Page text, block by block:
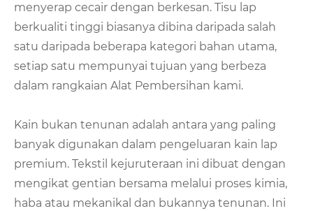
menyerap cecair dengan berkesan. Tisu lap
berkualiti tinggi biasanya dibina daripada salah
satu daripada beberapa kategori bahan utama,
setiap satu mempunyai tujuan yang berbeza
dalam rangkaian Alat Pembersihan kami.
Kain bukan tenunan adalah antara yang paling
banyak digunakan dalam pengeluaran kain lap
premium. Tekstil kejuruteraan ini dibuat dengan
mengikat gentian bersama melalui proses kimia,
haba atau mekanikal dan bukannya tenunan. Ini